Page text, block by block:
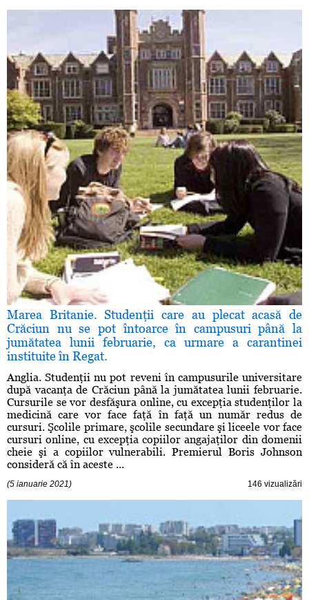
Marea Britanie. Studenţii care au plecat acasă de
Crăciun nu se pot întoarce în campusuri până la
jumătatea lunii februarie, ca urmare a carantinei
instituite în Regat.
Anglia. Studenţii nu pot reveni în campusurile universitare
după vacanţa de Crăciun până la jumătatea lunii februarie.
Cursurile se vor desfăşura online, cu excepţia studenţilor la
medicină care vor face faţă în faţă un număr redus de
cursuri. Şcolile primare, şcolile secundare şi liceele vor face
cursuri online, cu excepţia copiilor angajaţilor din domenii
cheie şi a copiilor vulnerabili. Premierul Boris Johnson
consideră că în aceste ...
(5 ianuarie 2021) 146 vizualizări